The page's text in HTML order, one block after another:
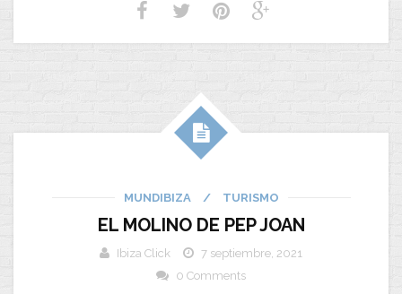
MUNDIBIZA / TURISMO
EL MOLINO DE PEP JOAN
Ibiza Click
7 septiembre, 2021
0 Comments